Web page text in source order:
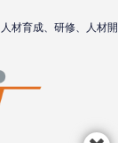
材育成、研修、⼈材